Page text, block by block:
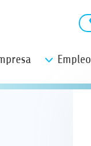
Empleo